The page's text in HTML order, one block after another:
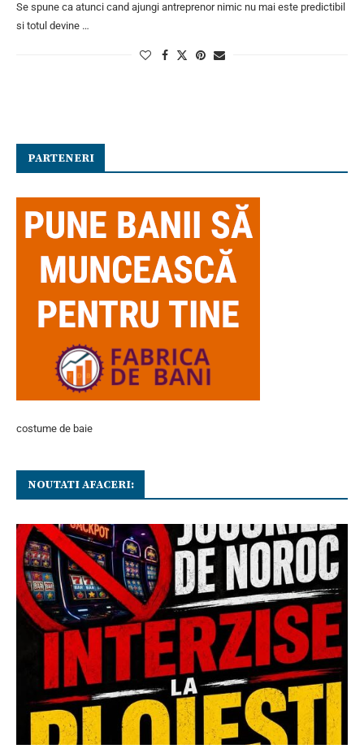
Se spune ca atunci cand ajungi antreprenor nimic nu mai este predictibil
si totul devine …
PARTENERI
costume de baie
NOUTATI AFACERI: